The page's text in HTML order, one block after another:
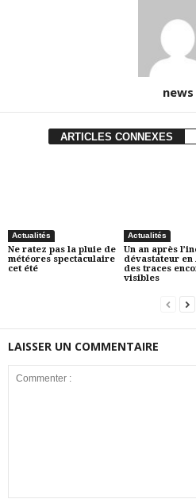
news
ARTICLES CONNEXES
Actualités
Ne ratez pas la pluie de
météores spectaculaire
cet été
Actualités
Un an après
dévastateur en
des traces
visibles
LAISSER UN COMMENTAIRE